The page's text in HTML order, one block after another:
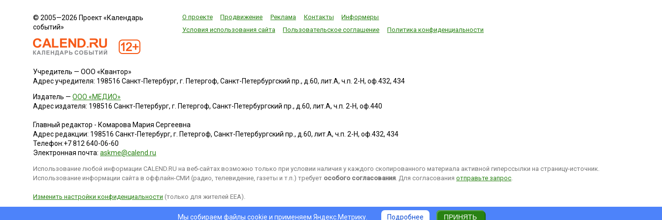
Этимология слова
Hogmanay не совсем ясна.
© 2005—2026 Проект «Календарь
событий»
О проекте Продвижение Реклама Контакты
Информеры
Условия использования сайта
Пользовательское соглашение Политика конфиденциальности
Учредитель — ООО «Квантор»
Адрес учредителя: 198516 Санкт-Петербург, г. Петергоф, Санкт-Петербургский пр., д.60, лит.А, ч.п. 2-Н, оф.432, 434
Издатель —ООО «МЕДИО»
Адрес издателя: 198516 Санкт-Петербург, г. Петергоф, Санкт-Петербургский пр., д.60, лит.А, ч.п. 2-Н, оф.440
Главный редактор - Комарова Мария Сергеевна
Адрес редакции: 198516 Санкт-Петербург, г. Петергоф,Санкт-Петербургский пр., д.60, лит.А, ч.п. 2-Н, оф.432, 434
Телефон:+7 812 640-06-60
Электронная почта:askme@calend.ru
Использование любой информации CALEND.RU на веб-сайтах возможно только при условии наличия у каждого скопированного материала активной гиперссылки на страницу-источник.
Использование информации сайта в оффлайн-СМИ (радио, телевидение, газеты и т.п.) требует особого согласования. Для согласованияотправьте запрос.
Изменить настройки конфиденциальности (только для жителей EEA).
Мы собираем файлы cookie и применяем Яндекс.Метрику. Подробнее ПРИНЯТЬ